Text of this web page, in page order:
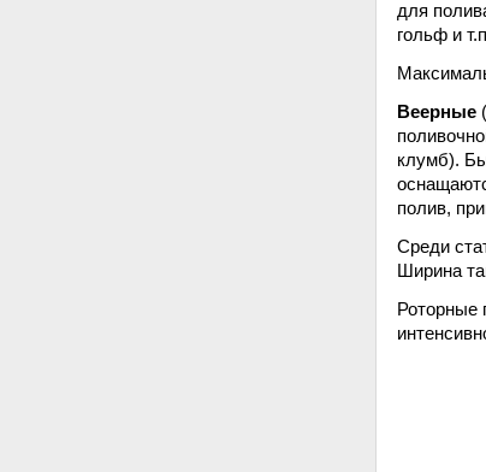
для
гольф и
Веерные
клумб).
полив,
Среди
Ширина
Роторные